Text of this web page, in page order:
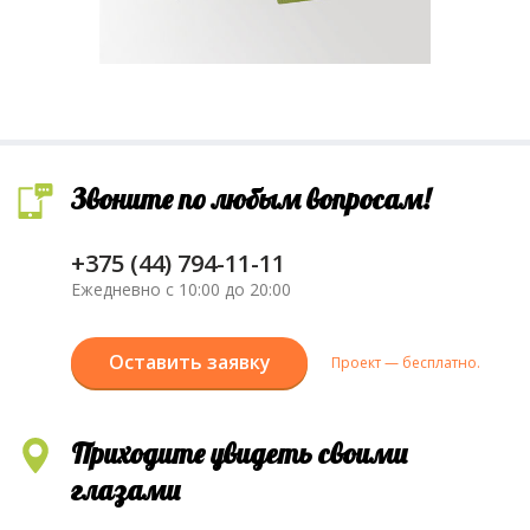
Звоните по любым вопросам!
+375 (44) 794-11-11
Ежедневно с 10:00 до 20:00
Оставить заявку Проект — бесплатно.
Приходите увидеть своими
глазами